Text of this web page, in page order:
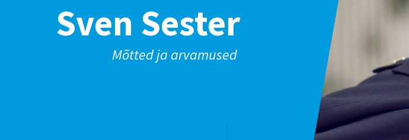
Sven Sester
Mõtted ja arvamused